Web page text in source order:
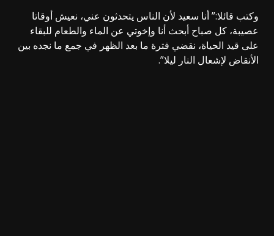
وكتب قائلا:” أنا سعيد لأن الناس يتحدثون عني، نعيش أوقاتا
عصيبة، كل صباح أبحث أنا وإخوتي عن الماء والطعام للبقاء
على قيد الحياة، نقضي فترة ما بعد الظهر في جمع ما نجده بين
الأنقاض لإشعال النار ليلا”.